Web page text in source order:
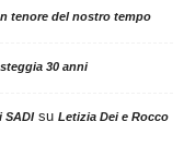
tenore del nostro tempo
30 anni
SADIsu Letizia Dei e Rocco